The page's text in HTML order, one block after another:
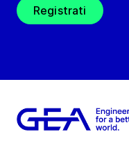
Registrati